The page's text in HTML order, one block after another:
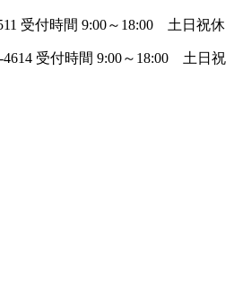
受付時間 9:00～18:00 土日祝休
4614 受付時間 9:00～18:00 土日祝